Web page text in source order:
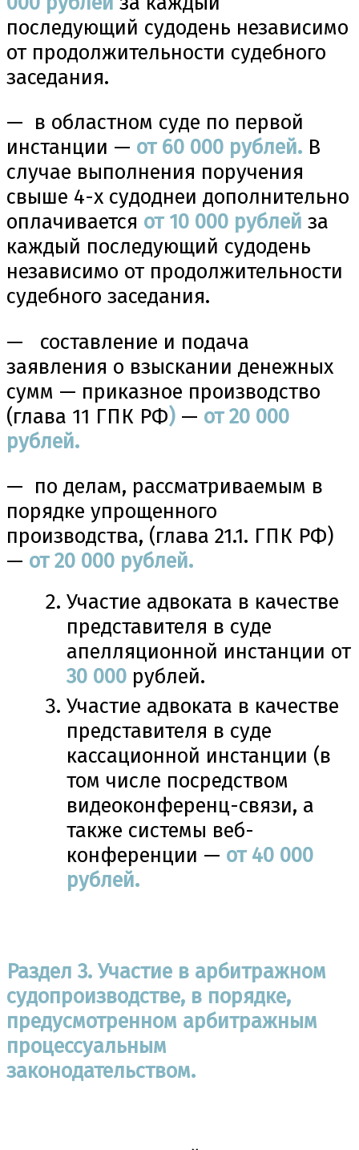
последующий судодень независимо
от продолжительности судебного
заседания.
— в областном суде по первой
инстанции — от 60 000 рублей. В
случае выполнения поручения
свыше 4-х судоднеи дополнительно
оплачивается от 10 000 рублей за
каждый последующий судодень
независимо от продолжительности
судебного заседания.
— составление и подача
заявления о взыскании денежных
сумм — приказное производство
(глава 11 ГПК РФ) — от 20 000
рублей.
— по делам, рассматриваемым в
порядке упрощенного
производства, (глава 21.1. ГПК РФ)
— от 20 000 рублей.
Участие адвоката в качестве
представителя в суде
апелляционной инстанции от
30 000 рублей.
Участие адвоката в качестве
представителя в суде
кассационной инстанции (в
том числе посредством
видеоконференц-связи, а
также системы веб-
конференции — от 40 000
рублей.
Раздел 3. Участие в арбитражном
судопроизводстве, в порядке,
предусмотренном арбитражным
процессуальным
законодательством.